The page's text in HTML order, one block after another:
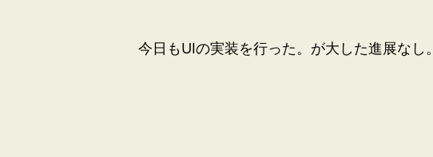
今日もUIの実装を行った。が大した進展なし。